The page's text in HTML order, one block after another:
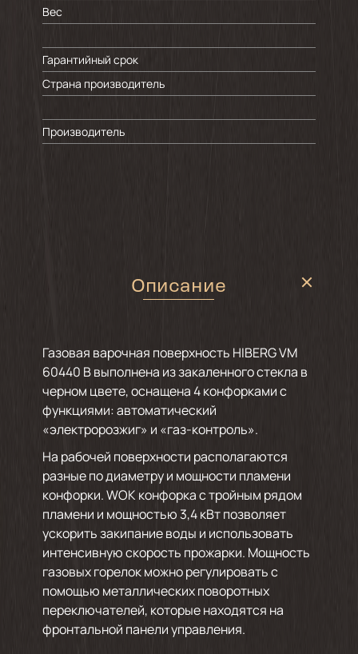
Вес
Гарантийный срок
Страна производитель
Производитель
Описание
Газовая варочная поверхность HIBERG VM
60440 B выполнена из закаленного стекла в
черном цвете, оснащена 4 конфорками с
функциями: автоматический
«электророзжиг» и «газ-контроль».
На рабочей поверхности располагаются
разные по диаметру и мощности пламени
конфорки. WOK конфорка с тройным рядом
пламени и мощностью 3,4 кВт позволяет
ускорить закипание воды и использовать
интенсивную скорость прожарки. Мощность
газовых горелок можно регулировать с
помощью металлических поворотных
переключателей, которые находятся на
фронтальной панели управления.